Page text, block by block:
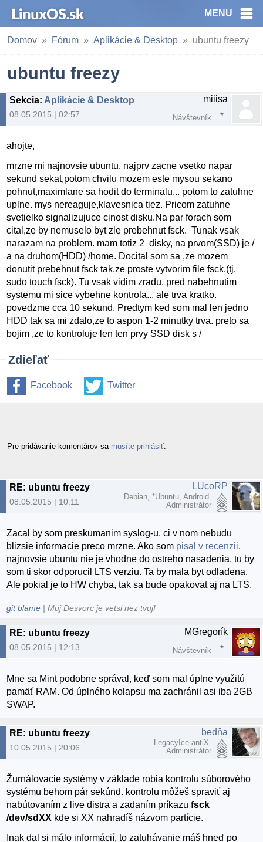
MENU
Domov Fórum Aplikácie & Desktop ubuntu freezy
ubuntu freezy
Sekcia: Aplikácie & Desktop
08.05.2015 | 02:57
miiisa
Návštevník
ahojte,
mrzne mi najnovsie ubuntu. najprv zacne vsetko napar
sekund sekat,potom chvilu mozem este mysou sekano
pohnut,maximlane sa hodit do terminalu... potom to zatuhne
uplne. mys nereaguje,klavesnica tiez. Pricom zatuhne
svetielko signalizujuce cinost disku.Na par forach som
cital,ze by nemuselo byt zle prebehnut fsck. Tunak vsak
narazam na problem. mam totiz 2 disky, na prvom(SSD) je /
a na druhom(HDD) /home. Docital som sa ,ze mozem
donutit prebehnut fsck tak,ze proste vytvorim file fsck.(tj.
sudo touch fsck). Tu vsak vidim zradu, pred nabehnutim
systemu mi sice vybehne kontrola... ale trva kratko.
povedzme cca 10 sekund. Predtym ked som mal len jedno
HDD tak sa mi zdalo,ze to aspon 1-2 minutky trva. preto sa
bojim ,ze to kontroluje len ten prvy SSD disk s /
Zdieľať
Facebook Twitter
Pre pridávanie komentárov sa musíte prihlásiť
RE: ubuntu freezy
08.05.2015 | 10:11
LUcoRP
Debian, *Ubuntu, Android
Administrátor
Zacal by som preskumanim syslog-u, ci v nom nebudu
blizsie informacie preco mrzne. Ako som pisal v recenzii,
najnovsie ubuntu nie je vhodne do ostreho nasadenia, tu by
som ti skor odporucil LTS verziu. Ta by mala byt odladena.
Ale pokial je to HW chyba, tak sa bude opakovat aj na LTS.
git blame | Muj Desvorc je vetsi nez tvuj!
RE: ubuntu freezy
08.05.2015 | 12:13
MGregorík
Návštevník
Mne sa Mint podobne správal, keď som mal úplne využitú
pamäť RAM. Od úplného kolapsu ma zachránil asi iba 2GB
SWAP.
RE: ubuntu freezy
10.05.2015 | 20:06
bedňa
LegacyIce-antiX
Administrátor
Žurnálovacie systémy v základe robia kontrolu súborového
systému behom pár sekúnd. kontrolu môžeš spraviť aj
nabútovaním z live distra a zadaním príkazufsck
/dev/sdXX kde si XX nahradíš názvom partície.
Inak dal si málo informácií, to zatuhávanie máš hneď po